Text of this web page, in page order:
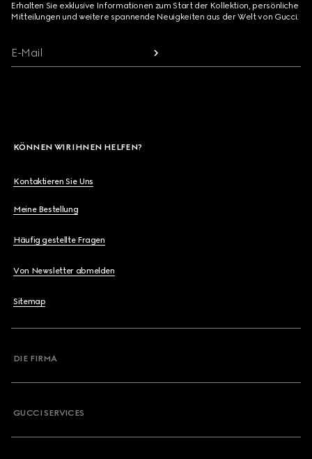
Erhalten Sie exklusive Informationen zum Start der Kollektion, persönliche
Mitteilungen und weitere spannende Neuigkeiten aus der Welt von Gucci.
E-Mail
KÖNNEN WIR IHNEN HELFEN?
Kontaktieren Sie Uns
Meine Bestellung
Häufig gestellte Fragen
Von Newsletter abmelden
Sitemap
DIE FIRMA
GUCCI SERVICES